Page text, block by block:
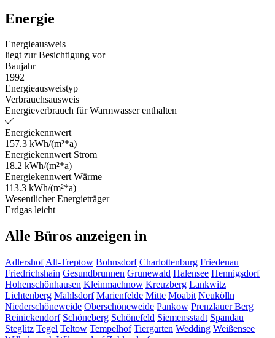
Energie
Energieausweis
liegt zur Besichtigung vor
Baujahr
1992
Energieausweistyp
Verbrauchsausweis
Energieverbrauch für Warmwasser enthalten
Energiekennwert
157.3 kWh/(m²*a)
Energiekennwert Strom
18.2 kWh/(m²*a)
Energiekennwert Wärme
113.3 kWh/(m²*a)
Wesentlicher Energieträger
Erdgas leicht
Alle Büros anzeigen in
Adlershof Alt-Treptow Bohnsdorf Charlottenburg Friedenau
Friedrichshain Gesundbrunnen Grunewald Halensee Hennigsdorf
Hohenschönhausen Kleinmachnow Kreuzberg Lankwitz
Lichtenberg Mahlsdorf Marienfelde Mitte Moabit Neukölln
Niederschöneweide Oberschöneweide Pankow Prenzlauer Berg
Reinickendorf Schöneberg Schönefeld Siemensstadt Spandau
Steglitz Tegel Teltow Tempelhof Tiergarten Wedding Weißensee